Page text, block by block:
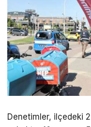
Denetimler, ilçedeki